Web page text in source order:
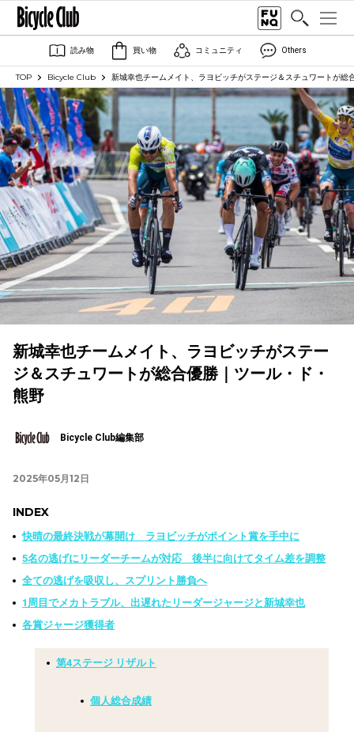
読み物 買い物 コミュニティ Others
TOP Bicycle Club 新城幸也チームメイト、ラヨビッチがステージ＆スチュワートが総
新城幸也チームメイト、ラヨビッチがステー
ジ＆スチュワートが総合優勝｜ツール・ド・
熊野
Bicycle Club編集部
2025年05月12日
INDEX
快晴の最終決戦が幕開け ラヨビッチがポイント賞を手中に
5名の逃げにリーダーチームが対応 後半に向けてタイム差を調整
全ての逃げを吸収し、スプリント勝負へ
1周目でメカトラブル、出遅れたリーダージャージと新城幸也
各賞ジャージ獲得者
第4ステージ リザルト
個人総合成績